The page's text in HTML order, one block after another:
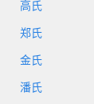
高氏
郑氏
金氏
潘氏